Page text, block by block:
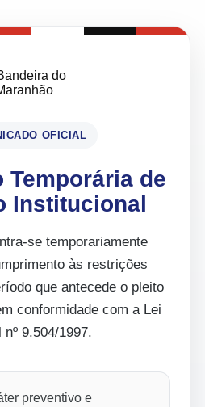
OFICIAL
Temporária de
Institucional
se temporariamente
às restrições
que antecede o pleito
conformidade com a Lei
nº 9.504/1997.
preventivo e